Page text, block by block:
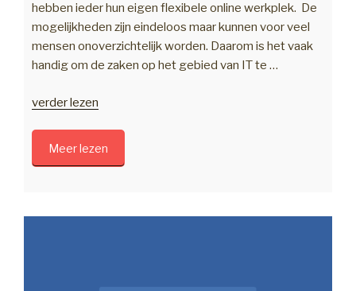
hebben ieder hun eigen flexibele online werkplek. De
mogelijkheden zijn eindeloos maar kunnen voor veel
mensen onoverzichtelijk worden. Daarom is het vaak
handig om de zaken op het gebied van IT te …
“Waarom
verder lezen
Meer lezen